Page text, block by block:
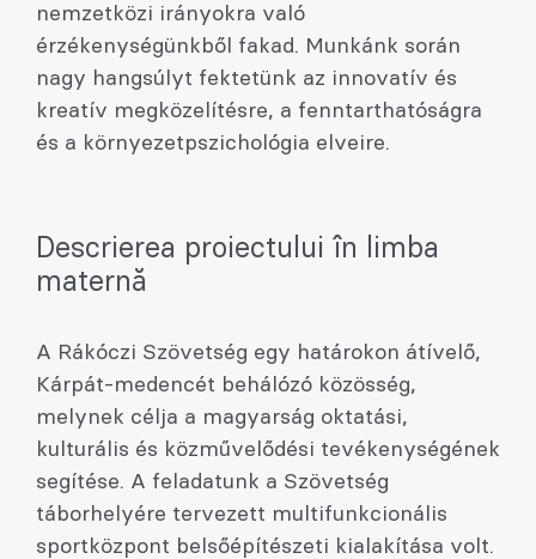
nemzetközi irányokra való
érzékenységünkből fakad. Munkánk során
nagy hangsúlyt fektetünk az innovatív és
kreatív megközelítésre, a fenntarthatóságra
és a környezetpszichológia elveire.
Descrierea proiectului în limba
maternă
A Rákóczi Szövetség egy határokon átívelő,
Kárpát-medencét behálózó közösség,
melynek célja a magyarság oktatási,
kulturális és közművelődési tevékenységének
segítése. A feladatunk a Szövetség
táborhelyére tervezett multifunkcionális
sportközpont belsőépítészeti kialakítása volt.